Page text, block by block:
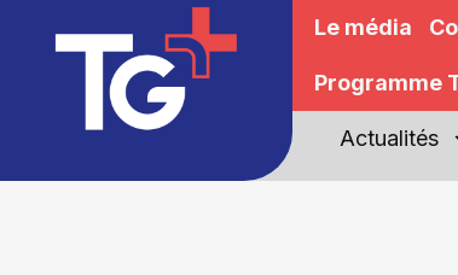
Le média
Programme
Actualités